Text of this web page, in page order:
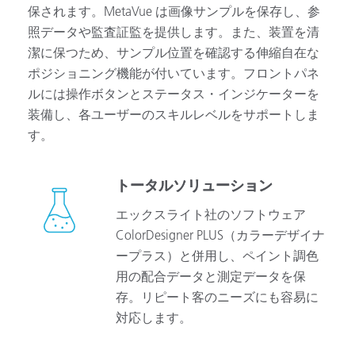
保されます。MetaVue は画像サンプルを保存し、参
照データや監査証監を提供します。また、装置を清
潔に保つため、サンプル位置を確認する伸縮自在な
ポジショニング機能が付いています。フロントパネ
ルには操作ボタンとステータス・インジケーターを
装備し、各ユーザーのスキルレベルをサポートしま
す。
トータルソリューション
エックスライト社のソフトウェア
ColorDesigner PLUS（カラーデザイナ
ープラス）と併用し、ペイント調色
用の配合データと測定データを保
存。リピート客のニーズにも容易に
対応します。